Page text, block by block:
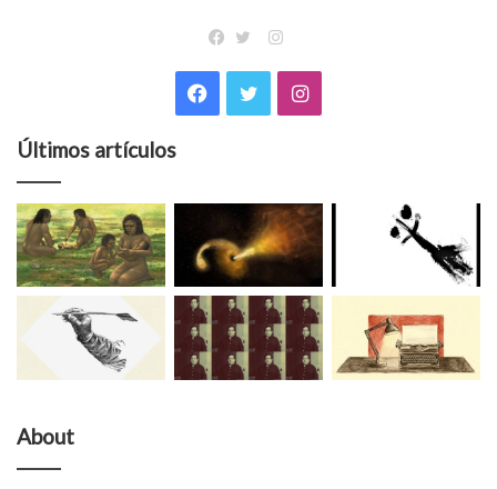
Instagram
Facebook
TwitterInstagram
Últimos artículos
About